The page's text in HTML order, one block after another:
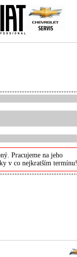
Pracujeme na jeho
v co nejkratším termínu!